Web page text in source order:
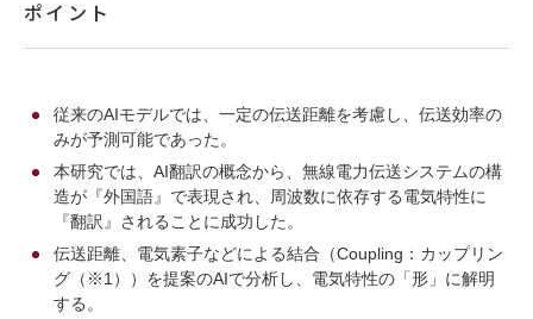
ポイント
従来のAIモデルでは、一定の伝送距離を考慮し、伝送効率の
みが予測可能であった。
本研究では、AI翻訳の概念から、無線電力伝送システムの構
造が『外国語』で表現され、周波数に依存する電気特性に
『翻訳』されることに成功した。
伝送距離、電気素子などによる結合（Coupling：カップリン
グ（※1））を提案のAIで分析し、電気特性の「形」に解明
する。